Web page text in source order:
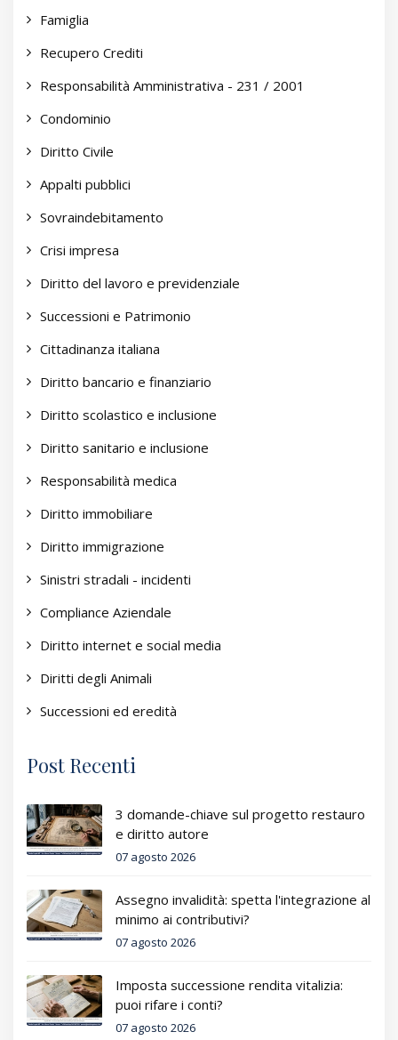
Famiglia
Recupero Crediti
Responsabilità Amministrativa - 231 / 2001
Condominio
Diritto Civile
Appalti pubblici
Sovraindebitamento
Crisi impresa
Diritto del lavoro e previdenziale
Successioni e Patrimonio
Cittadinanza italiana
Diritto bancario e finanziario
Diritto scolastico e inclusione
Diritto sanitario e inclusione
Responsabilità medica
Diritto immobiliare
Diritto immigrazione
Sinistri stradali - incidenti
Compliance Aziendale
Diritto internet e social media
Diritti degli Animali
Successioni ed eredità
Post Recenti
3 domande-chiave sul progetto restauro
e diritto autore
07 agosto 2026
Assegno invalidità: spetta l'integrazione al
minimo ai contributivi?
07 agosto 2026
Imposta successione rendita vitalizia:
puoi rifare i conti?
07 agosto 2026